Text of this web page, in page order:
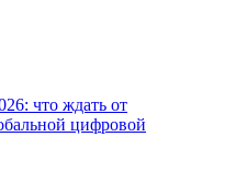
что ждать от
цифровой